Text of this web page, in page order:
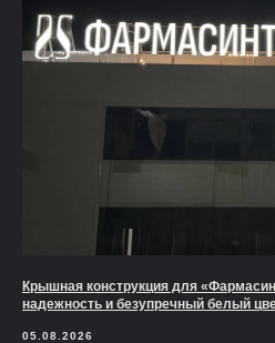
Крышная конструкция для
надежность и безупречный белый
05.08.2026